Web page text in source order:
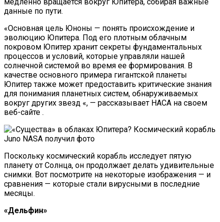
данные по пути.
«Основная цель Юноны — понять происхождение и
эволюцию Юпитера. Под его плотным облачным
покровом Юпитер хранит секреты фундаментальных
процессов и условий, которые управляли нашей
солнечной системой во время ее формирования. В
качестве основного примера гигантской планеты
Юпитер также может предоставить критические знания
для понимания планетных систем, обнаруживаемых
вокруг других звезд «, — рассказывает НАСА на своем
веб-сайте .
Поскольку космический корабль исследует пятую
планету от Солнца, он продолжает делать удивительные
снимки. Вот посмотрите на некоторые изображения — и
сравнения — которые стали вирусными в последние
месяцы.
«Дельфин»